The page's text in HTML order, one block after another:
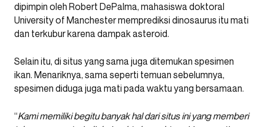
dipimpin oleh Robert DePalma, mahasiswa doktoral
University of Manchester memprediksi dinosaurus itu mati
dan terkubur karena dampak asteroid.
Selain itu, di situs yang sama juga ditemukan spesimen
ikan. Menariknya, sama seperti temuan sebelumnya,
spesimen diduga juga mati pada waktu yang bersamaan.
“Kami memiliki begitu banyak hal dari situs ini yang memberi